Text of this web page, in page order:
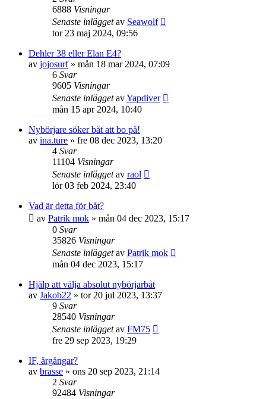
6888 Visningar
Senaste inläggetav Seawolf
tor 23 maj 2024, 09:56
Dehler 38 eller Elan E4?
av jojosurf» mån 18 mar 2024, 07:09
6 Svar
9605 Visningar
Senaste inläggetavYapdiver
mån 15 apr 2024, 10:40
Nybörjare söker båt att bo på!
av ina.ture » fre 08 dec 2023, 13:20
4 Svar
11104 Visningar
Senaste inläggetav raol
lör 03 feb 2024, 23:40
Vad är detta för båt?
av Patrik mok » mån 04 dec 2023, 15:17
0 Svar
35826 Visningar
Senaste inläggetav Patrik mok
mån 04 dec 2023, 15:17
Hjälp att välja absolut nybörjarbåt
av Jakob22 » tor 20 jul 2023, 13:37
9 Svar
28540 Visningar
Senaste inläggetav FM75
fre 29 sep 2023, 19:29
IF, årgångar?
av brasse » ons 20 sep 2023, 21:14
2 Svar
92484 Visningar